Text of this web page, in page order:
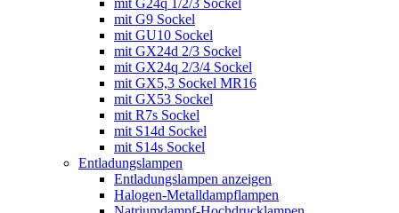
mit G9 Sockel
mit GU10 Sockel
mit GX24d 2/3 Sockel
mit GX24q 2/3/4 Sockel
mit GX5,3 Sockel MR16
mit GX53 Sockel
mit R7s Sockel
mit S14d Sockel
mit S14s Sockel
Entladungslampen
Entladungslampen anzeigen
Halogen-Metalldampflampen